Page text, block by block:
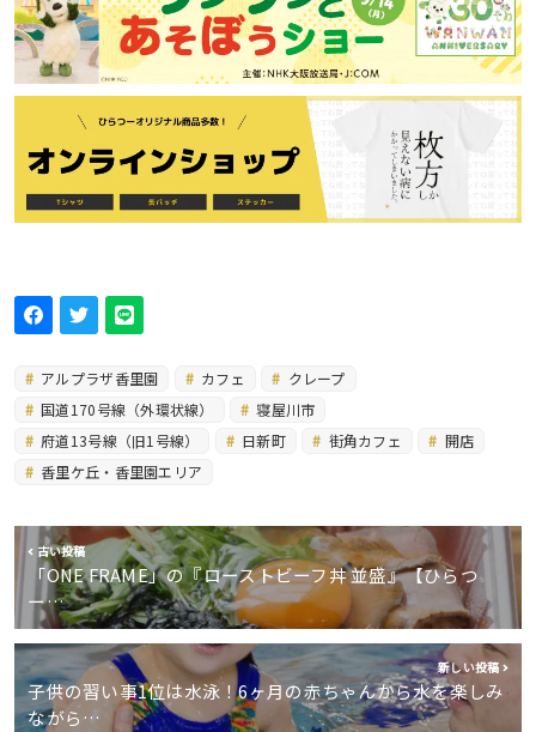
アルプラザ香里園 カフェ
クレープ
国道170号線（外環状線）
寝屋川市
府道13号線（旧1号線）
日新町 街角カフェ
開店
香里ケ丘・香里園エリア
古い投稿
「ONE FRAME」の『ローストビーフ丼 並盛』【ひらつ
ー…
新しい投稿
子供の習い事1位は水泳！6ヶ月の赤ちゃんから水を楽しみ
ながら…